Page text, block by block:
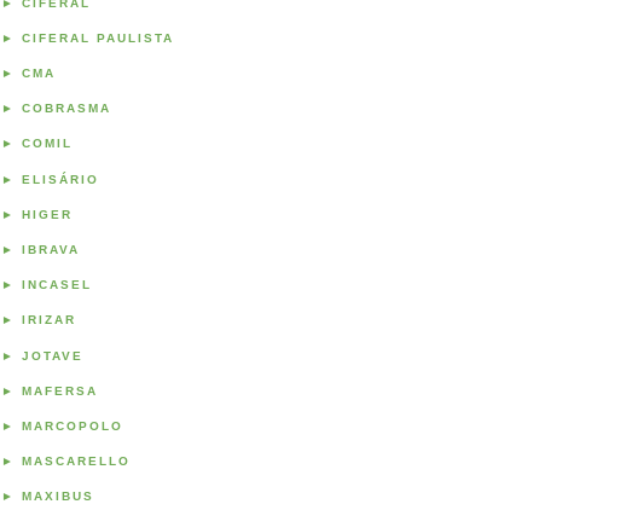
► CIFERAL PAULISTA
► CMA
► COBRASMA
► COMIL
► ELISÁRIO
► HIGER
► IBRAVA
► INCASEL
► IRIZAR
► JOTAVE
► MAFERSA
► MARCOPOLO
► MASCARELLO
► MAXIBUS